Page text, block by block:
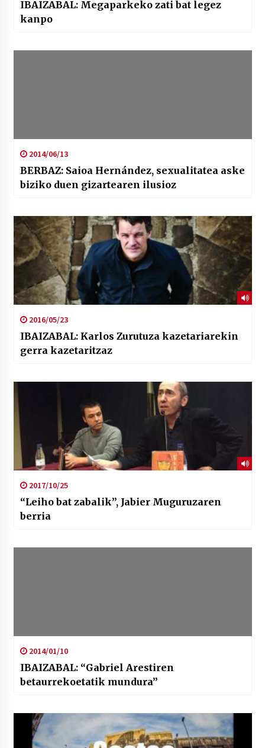
IBAIZABAL: Megaparkeko zati bat legez
kanpo
2014/06/13
BERBAZ: Saioa Hernández, sexualitatea aske
biziko duen gizartearen ilusioz
2016/05/23
IBAIZABAL: Karlos Zurutuza kazetariarekin
gerra kazetaritzaz
2017/10/25
“Leiho bat zabalik”, Jabier Muguruzaren
berria
2014/01/10
IBAIZABAL: “Gabriel Arestiren
betaurrekoetatik mundura”